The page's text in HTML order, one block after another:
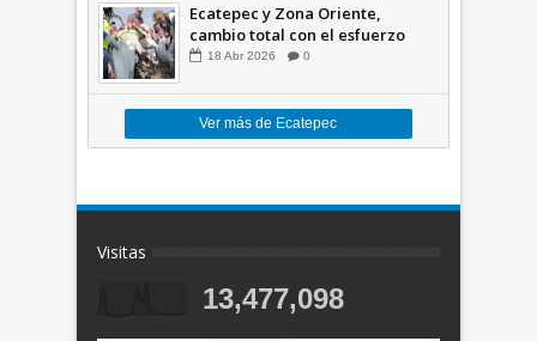
Ecatepec y Zona Oriente,
cambio total con el esfuerzo
conjunto: Azucena; retiran 21
18 Abr 2026 0
Ver más de Ecatepec
Visitas
13,477,098